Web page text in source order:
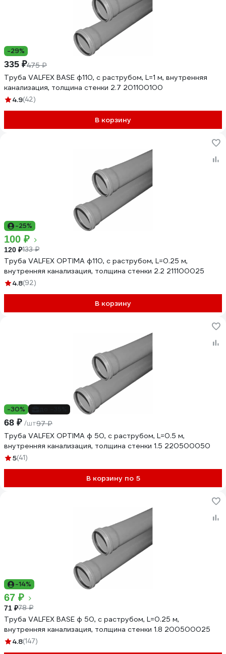
-29%
335 ₽475 ₽
Труба VALFEX BASE ф110, с раструбом, L=1 м, внутренняя
канализация, толщина стенки 2.7 201100100
4.9(42)
В корзину
-25%
100 ₽
120 ₽133 ₽
Труба VALFEX OPTIMA ф110, с раструбом, L=0.25 м,
внутренняя канализация, толщина стенки 2.2 211100025
4.8(92)
В корзину
-30%
68 ₽ /шт97 ₽
Труба VALFEX OPTIMA ф 50, с раструбом, L=0.5 м,
внутренняя канализация, толщина стенки 1.5 220500050
5(41)
В корзину по 5
-14%
67 ₽
71 ₽78 ₽
Труба VALFEX BASE ф 50, с раструбом, L=0.25 м,
внутренняя канализация, толщина стенки 1.8 200500025
4.8(147)